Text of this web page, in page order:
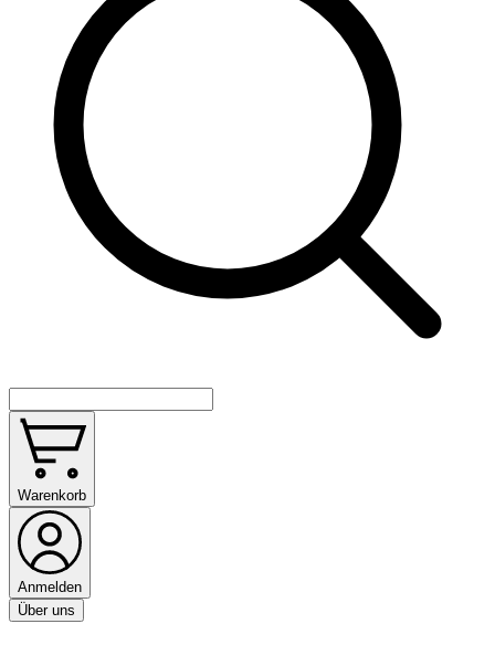
Warenkorb
Anmelden
Über uns